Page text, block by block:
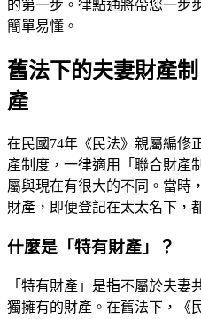
的第一步。律點通將帶您一步
簡單易懂。
舊法下的夫妻財產
產
在民國74年《民法》親屬編修
產制度，一律適用「聯合財產
屬與現在有很大的不同。當時
財產，即便登記在太太名下，
什麼是「特有財產」？
「特有財產」是指不屬於夫
獨擁有的財產。在舊法下，《